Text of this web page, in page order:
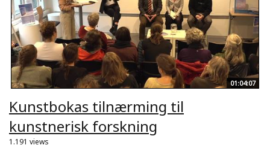
01:04:07
Kunstbokas tilnærming til
kunstnerisk forskning
1.191 views